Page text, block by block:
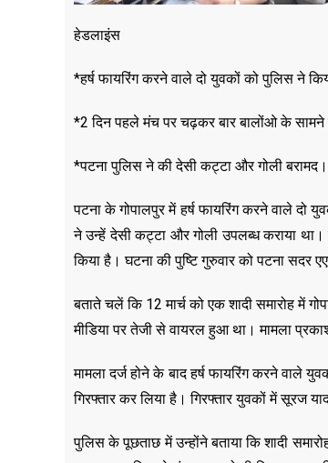
हेडलाइंस
*हर्ष फायरिंग करने वाले दो युवकों को पुलिस ने
*2 दिन पहले मंच पर चढ़कर बार बालोंओ के सामने
*पटना पुलिस ने की देसी कट्टा और गोली बरामद।
पटना के गोपालपुर में हर्ष फायरिंग करने वाले दो
ने उन्हें देसी कट्टा और गोली उपलब्ध कराया
किया है। घटना की पुष्टि गुरुवार को पटना सदर
बताते चलें कि 12 मार्च को एक शादी समारोह में
मीडिया पर तेजी से वायरल हुआ था। मामला
मामला दर्ज होने के बाद हर्ष फायरिंग करने वाले
गिरफ्तार कर लिया है। गिरफ्तार युवकों में सूरज
पुलिस के पूछताछ में उन्होंने बताया कि शादी